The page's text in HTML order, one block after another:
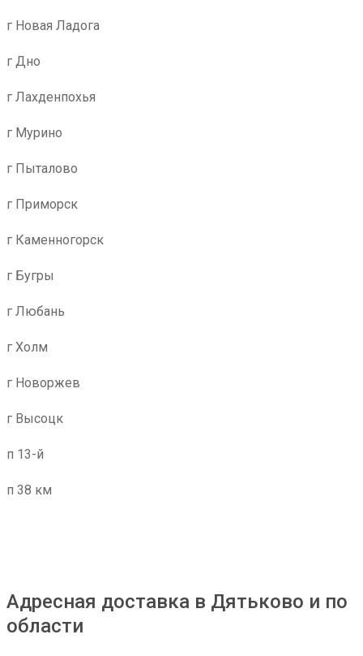
г Новая Ладога
г Дно
г Лахденпохья
г Мурино
г Пыталово
г Приморск
г Каменногорск
г Бугры
г Любань
г Холм
г Новоржев
г Высоцк
п 13-й
п 38 км
Адресная доставка в Дятьково и по
области